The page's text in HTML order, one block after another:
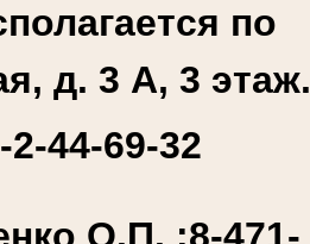
по
д. 3 А, 3 этаж.
44-69-32